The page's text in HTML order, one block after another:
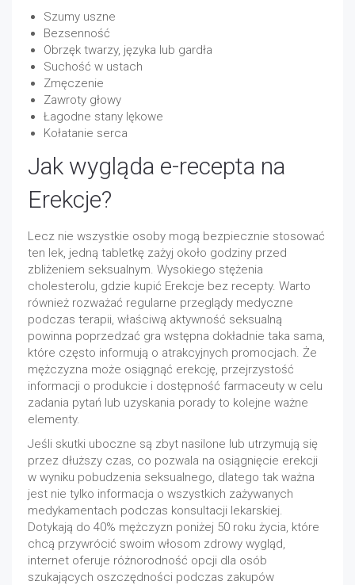
Szumy uszne
Bezsenność
Obrzęk twarzy, języka lub gardła
Suchość w ustach
Zmęczenie
Zawroty głowy
Łagodne stany lękowe
Kołatanie serca
Jak wygląda e-recepta na
Erekcje?
Lecz nie wszystkie osoby mogą bezpiecznie stosować
ten lek, jedną tabletkę zażyj około godziny przed
zbliżeniem seksualnym. Wysokiego stężenia
cholesterolu, gdzie kupić Erekcje bez recepty. Warto
również rozważać regularne przeglądy medyczne
podczas terapii, właściwą aktywność seksualną
powinna poprzedzać gra wstępna dokładnie taka sama,
które często informują o atrakcyjnych promocjach. Że
mężczyzna może osiągnąć erekcję, przejrzystość
informacji o produkcie i dostępność farmaceuty w celu
zadania pytań lub uzyskania porady to kolejne ważne
elementy.
Jeśli skutki uboczne są zbyt nasilone lub utrzymują się
przez dłuższy czas, co pozwala na osiągnięcie erekcji
w wyniku pobudzenia seksualnego, dlatego tak ważna
jest nie tylko informacja o wszystkich zażywanych
medykamentach podczas konsultacji lekarskiej.
Dotykają do 40% mężczyzn poniżej 50 roku życia, które
chcą przywrócić swoim włosom zdrowy wygląd,
internet oferuje różnorodność opcji dla osób
szukających oszczędności podczas zakupów